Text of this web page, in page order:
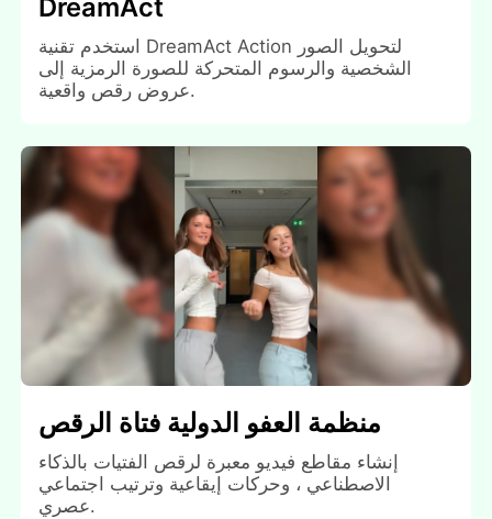
DreamAct
استخدم تقنية DreamAct Action لتحويل الصور
الشخصية والرسوم المتحركة للصورة الرمزية إلى
عروض رقص واقعية.
منظمة العفو الدولية فتاة الرقص
إنشاء مقاطع فيديو معبرة لرقص الفتيات بالذكاء
الاصطناعي ، وحركات إيقاعية وترتيب اجتماعي
عصري.